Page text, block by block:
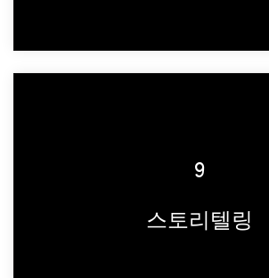
9
스토리텔링
팔로워들에게 중요한 스토리를
해 노력하는데, 귀사는 인플루
시나요?